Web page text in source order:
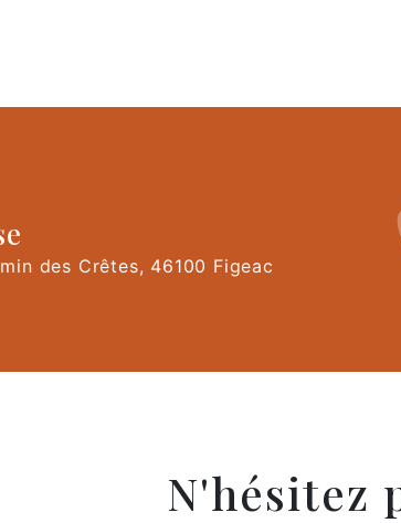
des Crêtes, 46100 Figeac
N'hésitez